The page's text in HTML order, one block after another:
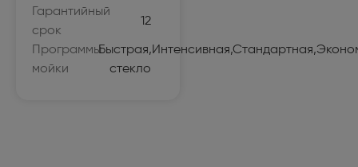
Гарантийный
срок
12
Программы
мойки
стекло